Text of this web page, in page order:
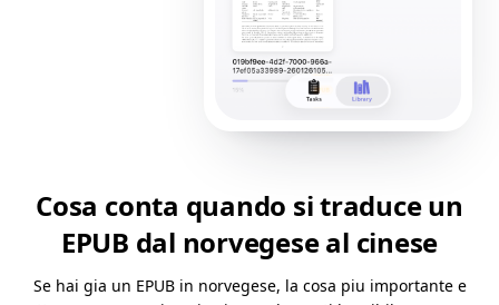
Cosa conta quando si traduce un
EPUB dal norvegese al cinese
Se hai gia un EPUB in norvegese, la cosa piu importante e